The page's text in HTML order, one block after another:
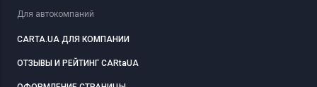
Для автокомпаний
CARTA.UA ДЛЯ КОМПАНИИ
ОТЗЫВЫ И РЕЙТИНГ CARtaUA